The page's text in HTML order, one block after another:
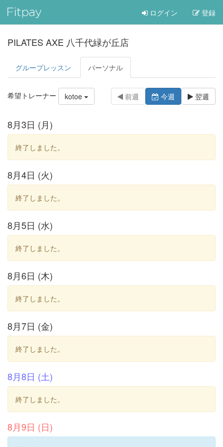
ログイン 登録
PILATES AXE 八千代緑が丘店
グループレッスン パーソナル
希望トレーナー kotoe 前週 今週 翌週
8月3日 (月)
終了しました。
8月4日 (火)
終了しました。
8月5日 (水)
終了しました。
8月6日 (木)
終了しました。
8月7日 (金)
終了しました。
8月8日 (土)
終了しました。
8月9日 (日)